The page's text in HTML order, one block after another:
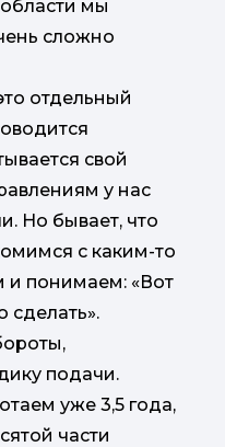
мы
сложно
отдельный
свой
у нас
Но бывает, что
с каким-то
и понимаем: «Вот
сделать».
подачи.
уже 3,5 года,
части